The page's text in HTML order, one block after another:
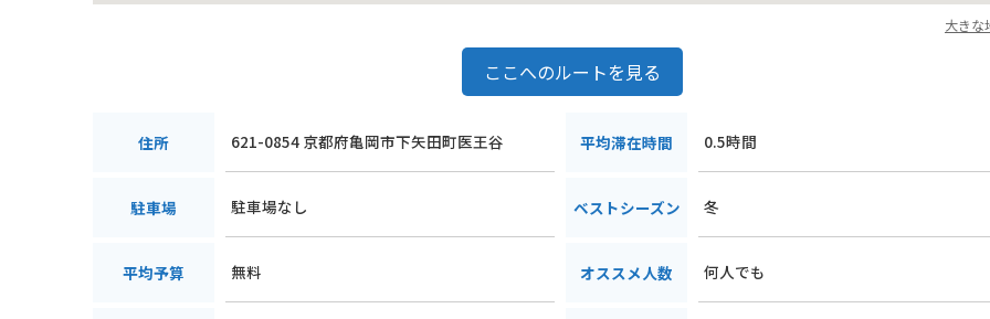
大きな
ここへのルートを見る
住所 621-0854 京都府亀岡市下矢田町医王谷 平均滞在時間 0.5時間
駐車場 駐車場なし ベストシーズン 冬
平均予算 無料 オススメ人数 何人でも